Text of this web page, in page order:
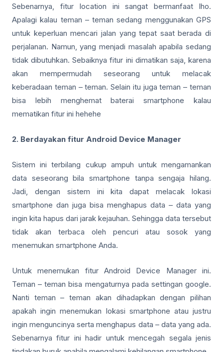
Sebenarnya, fitur location ini sangat bermanfaat lho.
Apalagi kalau teman – teman sedang menggunakan GPS
untuk keperluan mencari jalan yang tepat saat berada di
perjalanan. Namun, yang menjadi masalah apabila sedang
tidak dibutuhkan. Sebaiknya fitur ini dimatikan saja, karena
akan mempermudah seseorang untuk melacak
keberadaan teman – teman. Selain itu juga teman – teman
bisa lebih menghemat baterai smartphone kalau
mematikan fitur ini hehehe
2. Berdayakan fitur Android Device Manager
Sistem ini terbilang cukup ampuh untuk mengamankan
data seseorang bila smartphone tanpa sengaja hilang.
Jadi, dengan sistem ini kita dapat melacak lokasi
smartphone dan juga bisa menghapus data – data yang
ingin kita hapus dari jarak kejauhan. Sehingga data tersebut
tidak akan terbaca oleh pencuri atau sosok yang
menemukan smartphone Anda.
Untuk menemukan fitur Android Device Manager ini.
Teman – teman bisa mengaturnya pada settingan google.
Nanti teman – teman akan dihadapkan dengan pilihan
apakah ingin menemukan lokasi smartphone atau justru
ingin menguncinya serta menghapus data – data yang ada.
Sebenarnya fitur ini hadir untuk mencegah segala jenis